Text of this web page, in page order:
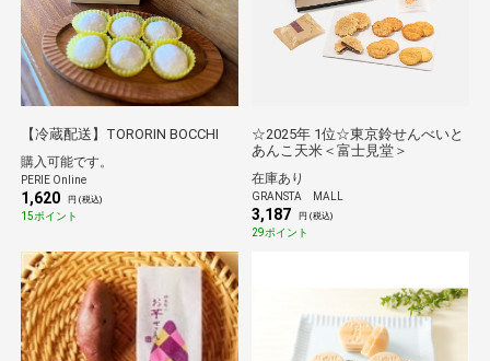
【冷蔵配送】TORORIN BOCCHI
購入可能です。
PERIE Online
1,620 円 (税込)
15ポイント
☆2025年 1位☆東京鈴せんべいと
あんこ天米＜富士見堂＞
在庫あり
GRANSTA MALL
3,187 円 (税込)
29ポイント